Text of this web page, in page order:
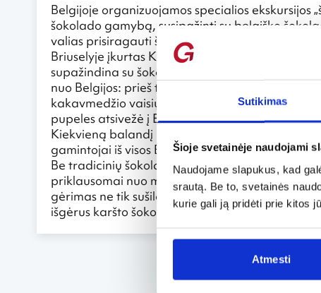
Sutikimas
Šioje svetainėje naudojami
Naudojame slapukus, kad
srautą. Be to, svetainės
kurie gali ją pridėti prie kitos
Atmesti
Belgijoje organizuojamos specialios ekskursijos
šokolado gamybą, susipažinti su belgiško
valias prisiragauti šių saldumynų bei pabandyti
Briuselyje įkurtas Kakavos ir šokolado muziejus
supažindina su šokolado gamybos procesu ir
nuo Belgijos: prieš tūkstančius metų vietiniai
kakavmedžio vaisių galima pasigaminti gardų
pupeles atsivežė į Europą, o tik XIX a.
Kiekvieną balandį Briugėje rengiamas
gamintojai iš visos Belgijos.
Be tradicinių šokoladinių saldainių, belgai
priklausomai nuo metų laiko, šaltus arba
gėrimas ne tik sušildo šaltomis dienomis.
išgėrus karšto šokolado veidas visada pasipuoš